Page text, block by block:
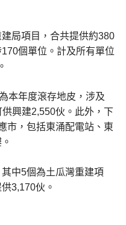
局項目，合共提供約380
個單位。計及所有單位
本年度滾存地皮，涉及
興建2,550伙。此外，下
市，包括東涌配電站、東
中5個為土瓜灣重建項
3,170伙。